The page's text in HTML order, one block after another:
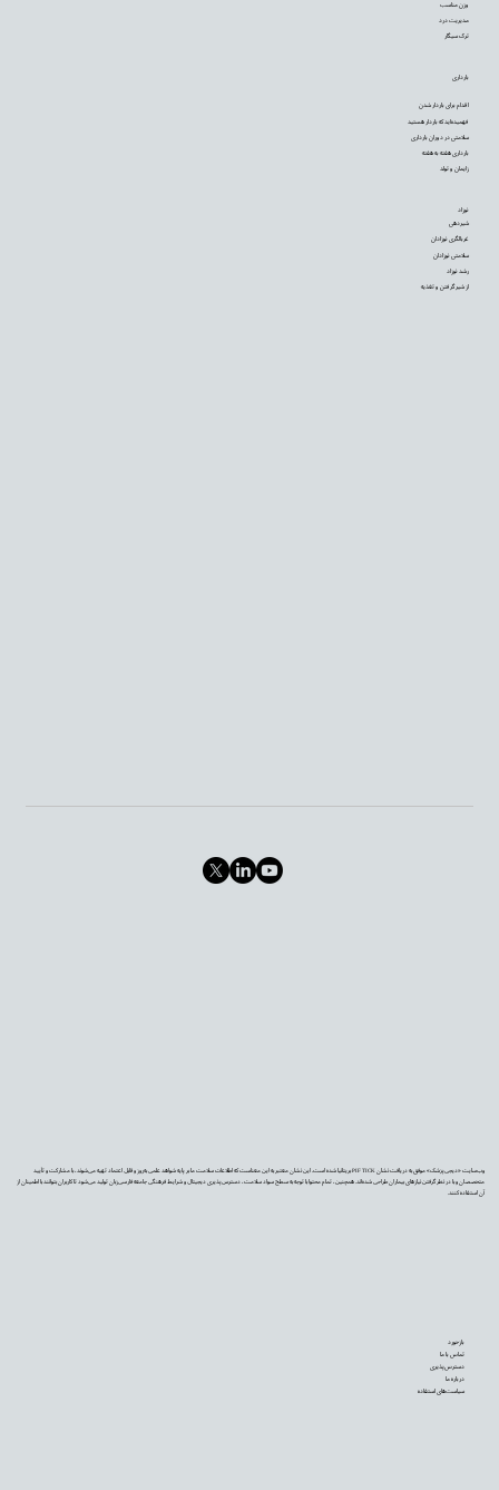
وب‌سایت «دیجی‌پزشک» موفق به دریافت نشان PIF TICK بریتانیا شده است. این نشان معتبر به این معناست که اطلاعات سلامت ما بر پایه شواهد علمی به‌روز و قابل اعتماد تهیه می‌شوند، با مشارکت و تأیید
متخصصان و با در نظر گرفتن نیازهای بیماران طراحی شده‌اند. همچنین، تمام محتوا با توجه به سطح سواد سلامت، دسترس‌پذیری دیجیتال و شرایط فرهنگی جامعه فارسی‌زبان تولید می‌شود تا کاربران بتوانند با اطمینان از
آن استفاده کنند.
بازخورد
تماس با ما
دسترس‌پذیری
درباره ما
سیاست‌های استفاده
نوزاد
شیردهی
غربالگری نوزادان
سلامتی نوزادان
رشد نوزاد
از شیر گرفتن و تغذیه
بارداری
اقدام برای باردار شدن
فهمیده‌اید که باردار هستید
سلامتی در دوران بارداری
بارداری هفته به هفته
زایمان و تولد
وزن مناسب
مدیریت درد
ترک سیگار